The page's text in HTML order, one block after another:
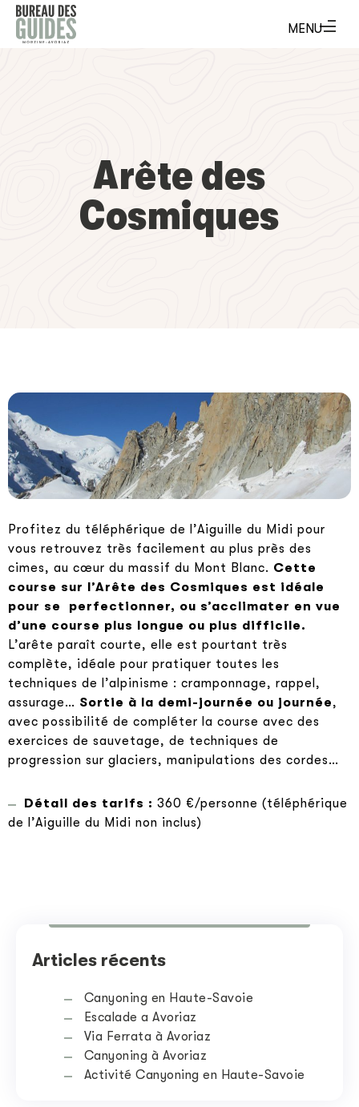
Arête des
Cosmiques
Profitez du téléphérique de l’Aiguille du Midi pour
vous retrouvez très facilement au plus près des
cimes, au cœur du massif du Mont Blanc. Cette
course sur l’Arête des Cosmiques est idéale
pour se perfectionner, ou s’acclimater en vue
d’une course plus longue ou plus difficile.
L’arête paraît courte, elle est pourtant très
complète, idéale pour pratiquer toutes les
techniques de l’alpinisme : cramponnage, rappel,
assurage… Sortie à la demi-journée ou journée,
avec possibilité de compléter la course avec des
exercices de sauvetage, de techniques de
progression sur glaciers, manipulations des cordes…
Détail des tarifs : 360 €/personne (téléphérique
de l’Aiguille du Midi non inclus)
Articles récents
Canyoning en Haute-Savoie
Escalade a Avoriaz
Via Ferrata à Avoriaz
Canyoning à Avoriaz
Activité Canyoning en Haute-Savoie